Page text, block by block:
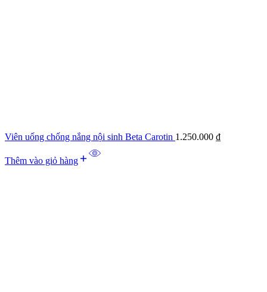
Viên uống chống nắng nội sinh Beta Carotin 1.250.000 ₫
Thêm vào giỏ hàng